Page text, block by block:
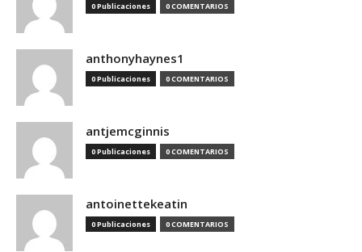
0 Publicaciones 0 COMENTARIOS
anthonyhaynes1
0 Publicaciones 0 COMENTARIOS
antjemcginnis
0 Publicaciones 0 COMENTARIOS
antoinettekeatin
0 Publicaciones 0 COMENTARIOS